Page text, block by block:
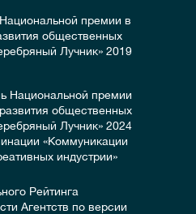
премии в
общественных
Лучник» 2019
Национальной премии
общественных
Лучник» 2024
«Коммуникации
индустрии»
Рейтинга
Агентств по версии